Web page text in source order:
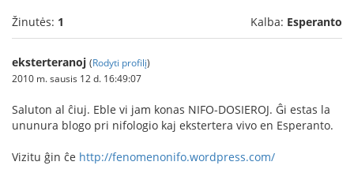
Žinutės: 1 Kalba: Esperanto
eksterteranoj (Rodyti profilį)
2010 m. sausis 12 d. 16:49:07
Saluton al ĉiuj. Eble vi jam konas NIFO-DOSIEROJ. Ĝi estas la
ununura blogo pri nifologio kaj ekstertera vivo en Esperanto.
Vizitu ĝin ĉe http://fenomenonifo.wordpress.com/